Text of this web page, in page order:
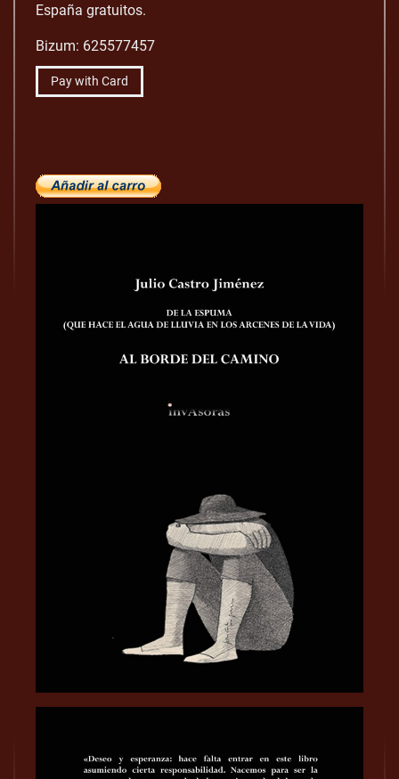
España gratuitos.
Bizum: 625577457
Pay with Card